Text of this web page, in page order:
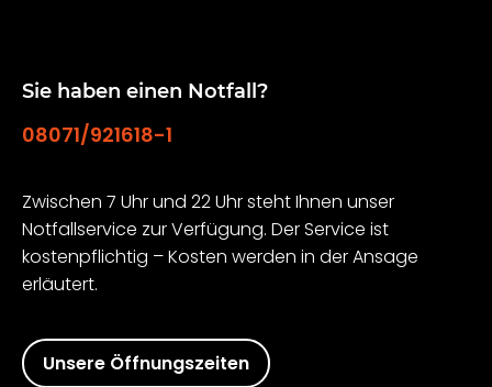
Sie haben einen Notfall?
08071/921618-1
Zwischen 7 Uhr und 22 Uhr steht Ihnen unser
Notfallservice zur Verfügung. Der Service ist
kostenpflichtig – Kosten werden in der Ansage
erläutert.
Unsere Öffnungszeiten